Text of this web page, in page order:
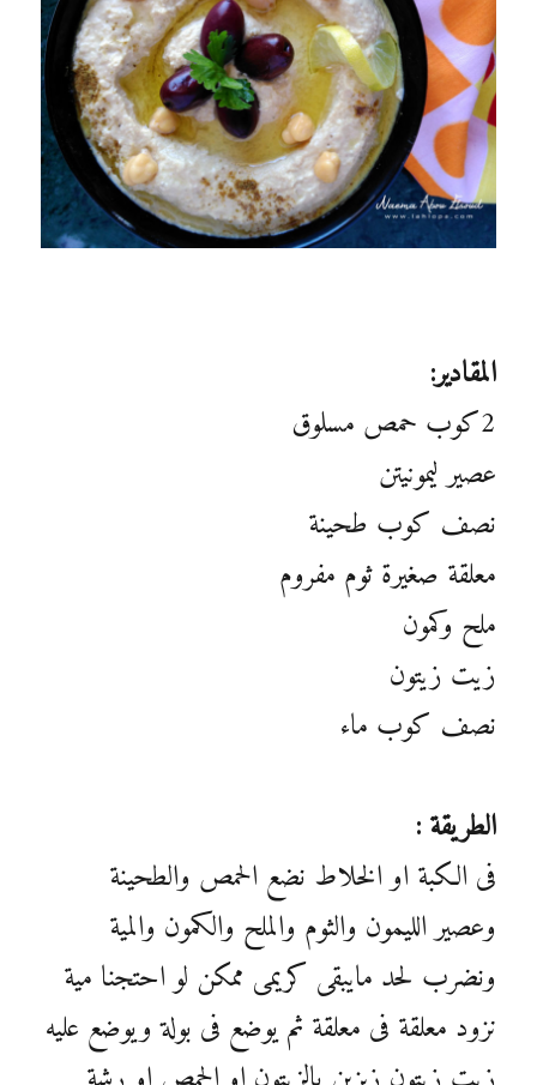
المقادير:
2كوب حمص مسلوق
عصير ليمونيتن
نصف كوب طحينة
معلقة صغيرة ثوم مفروم
ملح وكمون
زيت زيتون
نصف كوب ماء
الطريقة :
فى الكبة او الخلاط نضع الحمص والطحينة
وعصير الليمون والثوم والملح والكمون والمية
ونضرب لحد مايبقى كريمى ممكن لو احتجنا مية
نزود معلقة فى معلقة ثم يوضع فى بولة ويوضع عليه